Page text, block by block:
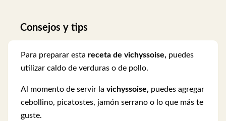
Consejos y tips
Para preparar esta receta de vichyssoise, puedes
utilizar caldo de verduras o de pollo.
Al momento de servir la vichyssoise, puedes agregar
cebollino, picatostes, jamón serrano o lo que más te
guste.